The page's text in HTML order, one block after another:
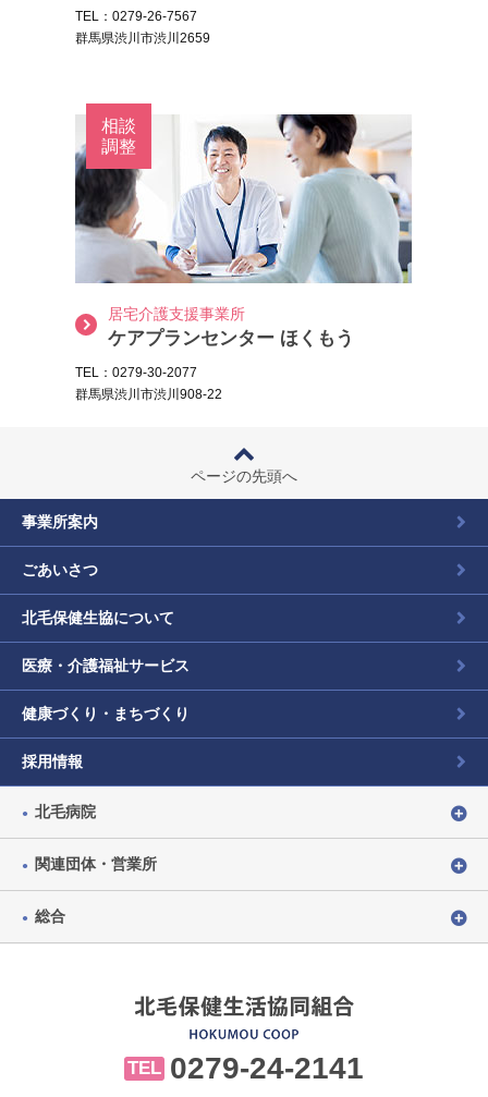
TEL：0279-26-7567
群馬県渋川市渋川2659
相談
調整
居宅介護支援事業所
ケアプランセンター ほくもう
TEL：0279-30-2077
群馬県渋川市渋川908-22
ページの先頭へ
事業所案内
ごあいさつ
北毛保健生協について
医療・介護福祉サービス
健康づくり・まちづくり
採用情報
北毛病院
関連団体・営業所
総合
TEL 0279-24-2141